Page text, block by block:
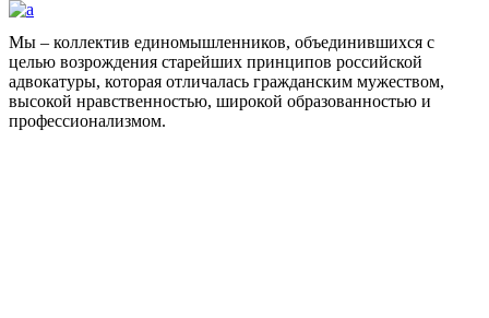
Мы – коллектив единомышленников, объединившихся с
целью возрождения старейших принципов российской
адвокатуры, которая отличалась гражданским мужеством,
высокой нравственностью, широкой образованностью и
профессионализмом.